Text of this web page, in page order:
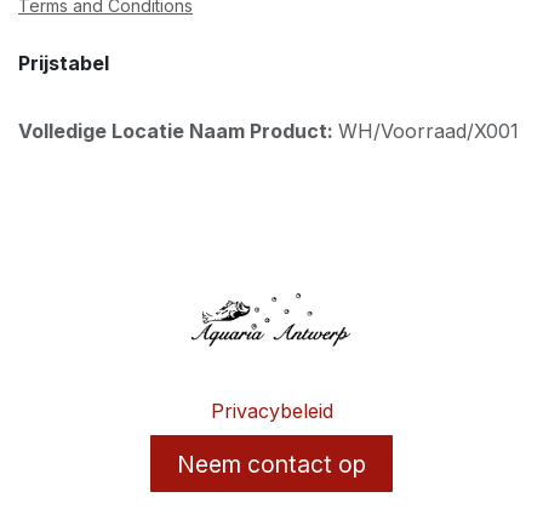
Terms and Conditions
Prijstabel
Volledige Locatie Naam Product: WH/Voorraad/X001
Privacybeleid
Neem contact op